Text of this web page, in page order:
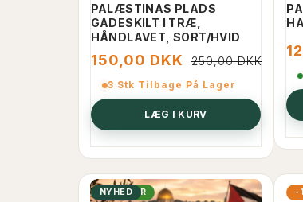
PALÆSTINAS PLADS
GADESKILT I TRÆ,
HÅNDLAVET, SORT/HVID
150,00 DKK 250,00 DKK
3 Stk Tilbage På Lager
LÆG I KURV
POPULÆR
NYHED
-